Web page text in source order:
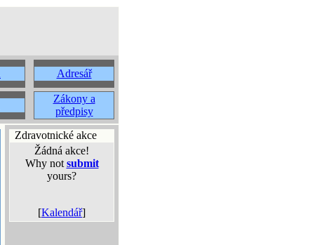
Adresář
Zákony a
předpisy
Zdravotnické akce
Žádná akce!
Why not submit
yours?
[Kalendář]